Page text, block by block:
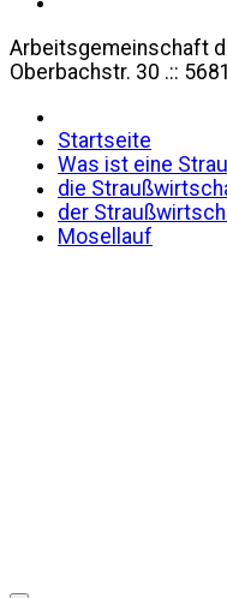
Arbeitsgemeinschaft
Oberbachstr. 30 .::
Startseite
Was ist eine
die
der
Mosellauf